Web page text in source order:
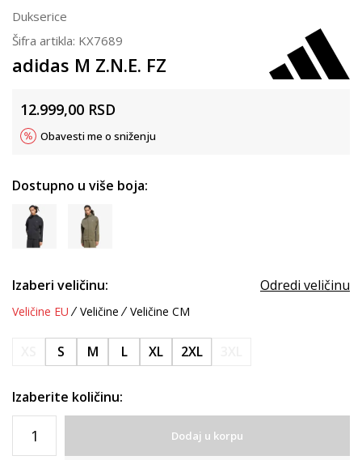
Dukserice
Šifra artikla: KX7689
adidas M Z.N.E. FZ
12.999,00 RSD
Obavesti me o sniženju
Dostupno u više boja:
Izaberi veličinu: Odredi veličinu
Veličine EU Veličine Veličine CM
S M L XL 2XL
Izaberite količinu:
Dodaj u korpu